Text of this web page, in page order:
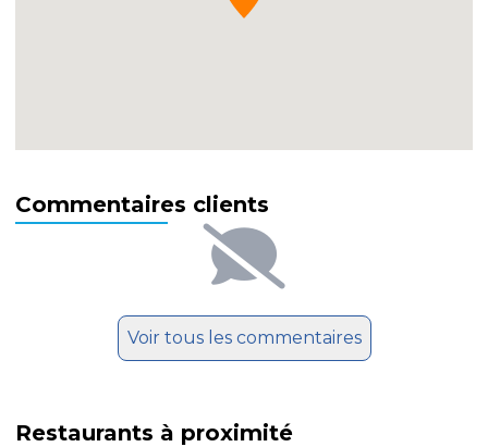
Commentaires clients
Voir tous les commentaires
Restaurants à proximité